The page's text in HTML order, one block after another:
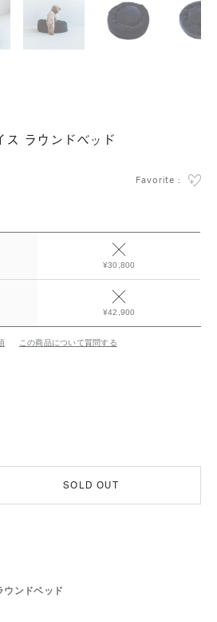
ス ラウンドベッド
Favorite :
¥30,800
¥42,900
この商品について質問する
SOLD OUT
ウンドベッド